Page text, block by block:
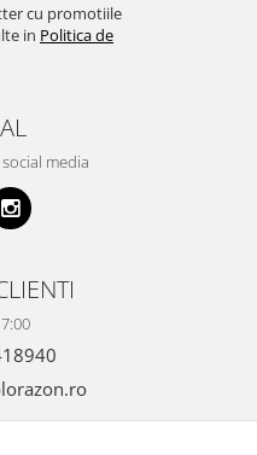
cu promotiile
in Politica de
media